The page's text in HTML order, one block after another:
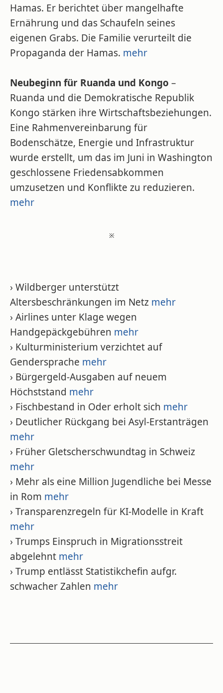
Hamas. Er berichtet über mangelhafte
Ernährung und das Schaufeln seines
eigenen Grabs. Die Familie verurteilt die
Propaganda der Hamas. mehr
Neubeginn für Ruanda und Kongo –
Ruanda und die Demokratische Republik
Kongo stärken ihre Wirtschaftsbeziehungen.
Eine Rahmenvereinbarung für
Bodenschätze, Energie und Infrastruktur
wurde erstellt, um das im Juni in Washington
geschlossene Friedensabkommen
umzusetzen und Konflikte zu reduzieren.
mehr
※
› Wildberger unterstützt
Altersbeschränkungen im Netz mehr
› Airlines unter Klage wegen
Handgepäckgebühren mehr
› Kulturministerium verzichtet auf
Gendersprache mehr
› Bürgergeld-Ausgaben auf neuem
Höchststand mehr
› Fischbestand in Oder erholt sich mehr
› Deutlicher Rückgang bei Asyl-Erstanträgen
mehr
› Früher Gletscherschwundtag in Schweiz
mehr
› Mehr als eine Million Jugendliche bei Messe
in Rom mehr
› Transparenzregeln für KI-Modelle in Kraft
mehr
› Trumps Einspruch in Migrationsstreit
abgelehnt mehr
› Trump entlässt Statistikchefin aufgr.
schwacher Zahlen mehr